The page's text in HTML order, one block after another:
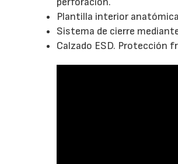
Plantilla interior
Sistema de cierre
Calzado ESD. Protección